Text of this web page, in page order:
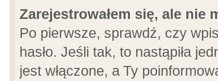
Zarejestrowałem się, ale nie
Po pierwsze, sprawdź, czy
hasło. Jeśli tak, to nastąpiła
jest włączone, a Ty